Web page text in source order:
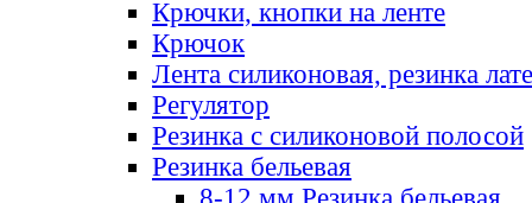
Крючки, кнопки на ленте
Крючок
Лента силиконовая, резинка
Регулятор
Резинка с силиконовой полосой
Резинка бельевая